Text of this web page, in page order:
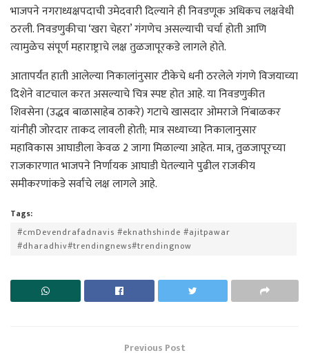
भाजपने नगराध्यक्षपदाची उमेदवारी दिल्याने ही निवडणूक अधिकच लक्षवेधी
ठरली. निवडणुकीचा ‘खरा चेहरा’ गंगणेच असल्याची चर्चा होती आणि
त्यामुळेच संपूर्ण महाराष्ट्राचे लक्ष तुळजापूरकडे लागले होते.
आतापर्यंत हाती आलेल्या निकालांनुसार टीकेचे धनी ठरलेले गंगणे विजयाच्या
दिशेने वाटचाल करत असल्याचे चित्र स्पष्ट होत आहे. या निवडणुकीत
शिवसेना (उद्धव बाळासाहेब ठाकरे) गटाचे खासदार ओमराजे निंबाळकर
यांनीही जोरदार ताकद लावली होती; मात्र सध्याच्या निकालानुसार
महाविकास आघाडीला केवळ 2 जागा मिळाल्या आहेत. मात्र, तुळजापूरच्या
राजकारणात भाजपने निर्णायक आघाडी घेतल्याने पुढील राजकीय
समीकरणांकडे सर्वांचे लक्ष लागले आहे.
Tags:
#cmDevendrafadnavis #eknathshinde #ajitpawar
#dharadhiv#trendingnews#trendingnow
Previous Post